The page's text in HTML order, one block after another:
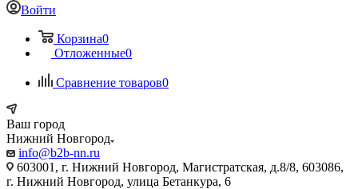
Войти
Корзина0
Отложенные0
Сравнение товаров0
Ваш город
Нижний Новгород
info@b2b-nn.ru
603001, г. Нижний Новгород, Магистратская, д.8/8, 603086,
г. Нижний Новгород, улица Бетанкура, 6